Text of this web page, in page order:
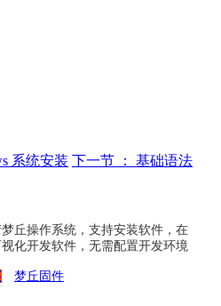
系统安装 下一节 ： 基础语法
丘操作系统，支持安装软件，在
化开发软件，无需配置开发环境
梦丘固件